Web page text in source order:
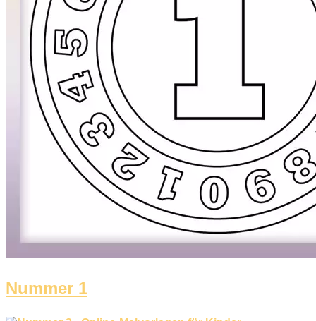
Musik und Musikinstrumente
Personen
Sommer und Feiertage
Teddys und Pferde
Tiere und Natur
Valentinstag und Liebe
Winter und Weihnachten
Unkategorisiert
Nummer 1